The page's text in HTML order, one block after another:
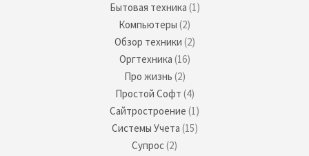
Бытовая техника (1)
Компьютеры (2)
Обзор техники (2)
Оргтехника (16)
Про жизнь (2)
Простой Софт (4)
Сайтростроение (1)
Системы Учета (15)
Супрос(2)